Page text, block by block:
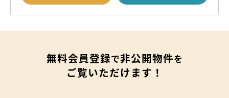
無料会員登録で非公開物件を
ご覧いただけます！